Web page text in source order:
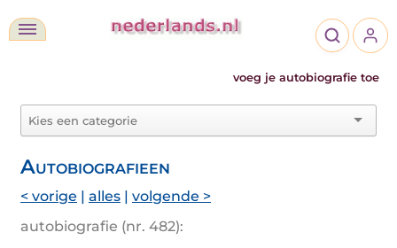
voeg je autobiografie toe
Autobiografieen
< vorige | alles | volgende >
autobiografie (nr. 482):